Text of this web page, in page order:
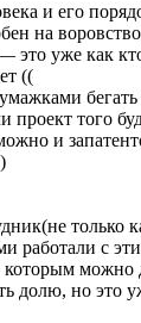
и его
на
это уже как
((
бегать
проект того
и
только
работали с
которым можно
долю, но это